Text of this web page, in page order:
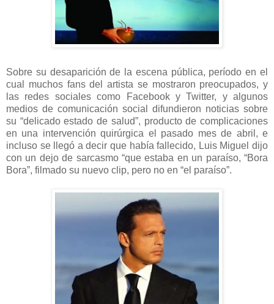
Sobre su desaparición de la escena pública, período en el
cual muchos fans del artista se mostraron preocupados, y
las redes sociales como Facebook y Twitter, y algunos
medios de comunicación social difundieron noticias sobre
su “delicado estado de salud”, producto de complicaciones
en una intervención quirúrgica el pasado mes de abril, e
incluso se llegó a decir que había fallecido, Luis Miguel dijo
con un dejo de sarcasmo “que estaba en un paraíso, “Bora
Bora”, filmado su nuevo clip, pero no en “el paraíso”.